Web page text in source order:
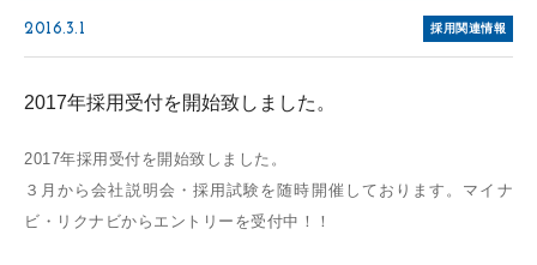
2016.3.1 採用関連情報
2017年採用受付を開始致しました。
2017年採用受付を開始致しました。
３月から会社説明会・採用試験を随時開催しております。マイナ
ビ・リクナビからエントリーを受付中！！